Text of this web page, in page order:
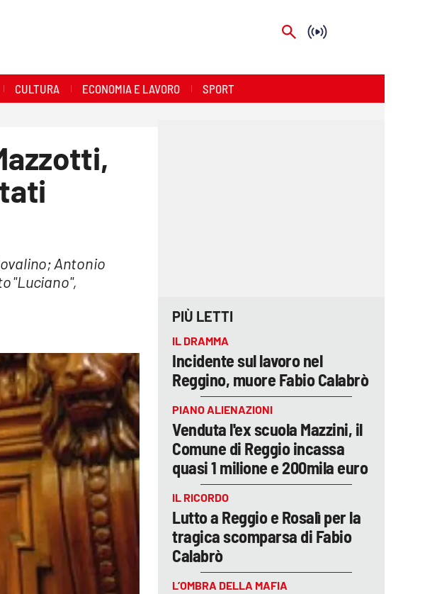
CULTURA ECONOMIA E LAVORO SPORT
Antonio
"Luciano",
PIÙ LETTI
IL DRAMMA
Incidente sul lavoro nel
Reggino, muore Fabio Calabrò
PIANO ALIENAZIONI
Venduta l'ex scuola Mazzini, il
Comune di Reggio incassa
quasi 1 milione e 200mila euro
IL RICORDO
Lutto a Reggio e Rosalì per la
tragica scomparsa di Fabio
Calabrò
L’OMBRA DELLA MAFIA